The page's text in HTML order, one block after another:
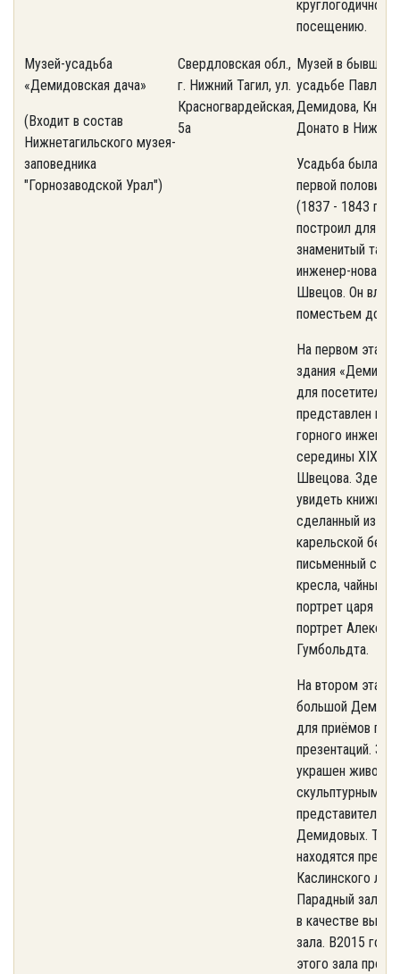
круглогодичному
посещению.
Музей-усадьба
«Демидовская дача»
(Входит в состав
Нижнетагильского музея-
заповедника
"Горнозаводской Урал")
Свердловская обл.,
г. Нижний Тагил, ул.
Красногвардейская,
5а
Музей в бывшей
усадьбе Павла
Демидова, Князя
Донато в Нижнем
Усадьба была
первой половине
(1837 - 1843 гг.).
построил для
знаменитый
инженер-
Швецов. Он
поместьем до
На первом этаже
здания
для посетителей
представлен
горного
середины XIX
Швецова. Здесь
увидеть
сделанный из
карельской
письменный
кресла, чайный
портрет царя
портрет
Гумбольдта.
На втором этаже
большой
для приёмов
презентаций. Зал
украшен
скульптурными
представителей
Демидовых.
находятся
Каслинского
Парадный зал
в качестве
зала. В2015 году
этого зала